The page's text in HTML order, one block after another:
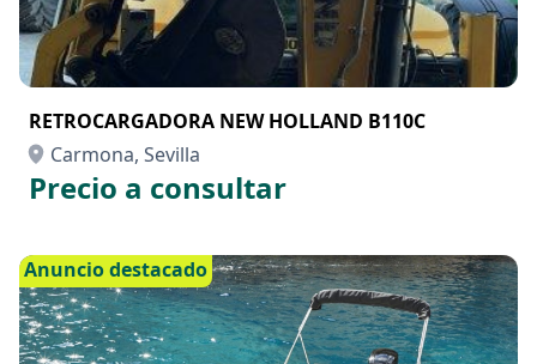
RETROCARGADORA NEW HOLLAND B110C
Carmona, Sevilla
Precio a consultar
Anuncio destacado